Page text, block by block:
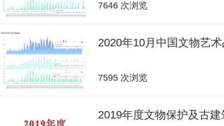
7646 次浏览
2020年10月中国文物艺
7595 次浏览
2019年度文物保护及古